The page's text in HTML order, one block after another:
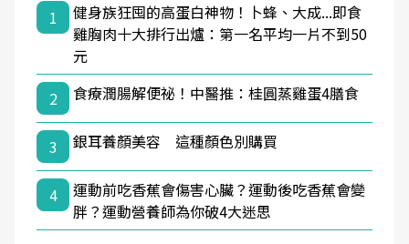
1
健身族狂囤的高蛋白神物！卜蜂、大成...即食
雞胸肉十大排行出爐：第一名平均一片不到50
元
2
食療潤腸解便祕！中醫推：桂圓蒸雞蛋4膳食
3 銀耳養顏美容 這種顏色別購買
4
運動前吃香蕉會傷害心臟？運動後吃香蕉會變
胖？運動營養師為你破4大迷思